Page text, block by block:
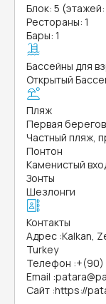
Блок: 5
Рестораны: 1
Бары: 1
Бассейны для
Открытый
Пляж
Первая
Частный пляж,
Понтон
Каменистый
Зонты
Шезлонги
Контакты
Адрес :Kalkan,
Turkey
Телефон :+(90)
Email :
Сайт :https://